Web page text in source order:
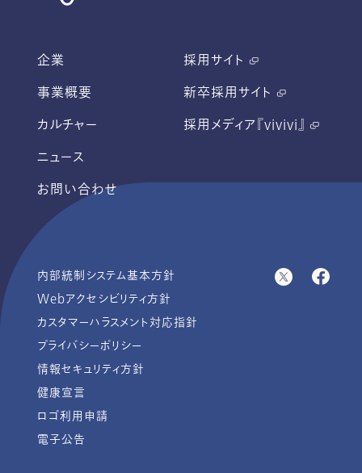
企業
事業概要
カルチャー
ニュース
お問い合わせ
採用サイト
新卒採用サイト
採用メディア『vivivi』
内部統制システム基本方針
Webアクセシビリティ方針
カスタマーハラスメント対応指針
プライバシーポリシー
情報セキュリティ方針
健康宣言
ロゴ利用申請
電子公告